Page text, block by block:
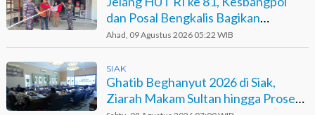
dan Posal Bengkalis Bagikan
Bendera ke Warga Pesisir
Ahad, 09 Agustus 2026 05:22 WIB
SIAK
Ghatib Beghanyut 2026 di Siak,
Ziarah Makam Sultan hingga Prosesi